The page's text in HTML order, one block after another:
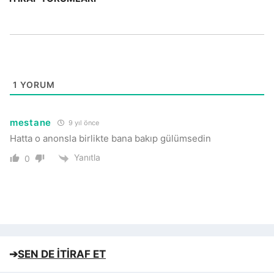
1 YORUM
mestane 9 yıl önce
Hatta o anonsla birlikte bana bakıp gülümsedin
0 Yanıtla
➔SEN DE İTİRAF ET